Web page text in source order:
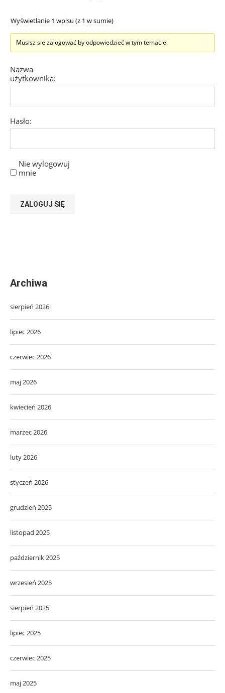
Wyświetlanie 1 wpisu (z 1 w sumie)
Musisz się zalogować by odpowiedzieć w tym temacie.
Nazwa
użytkownika:
Hasło:
Nie wylogowuj
mnie
ZALOGUJ SIĘ
Archiwa
sierpień 2026
lipiec 2026
czerwiec 2026
maj 2026
kwiecień 2026
marzec 2026
luty 2026
styczeń 2026
grudzień 2025
listopad 2025
październik 2025
wrzesień 2025
sierpień 2025
lipiec 2025
czerwiec 2025
maj 2025